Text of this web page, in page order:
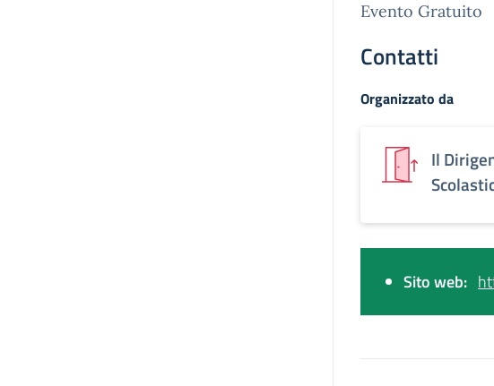
Evento Gratuito
Contatti
Organizzato da
Il
Sito web: